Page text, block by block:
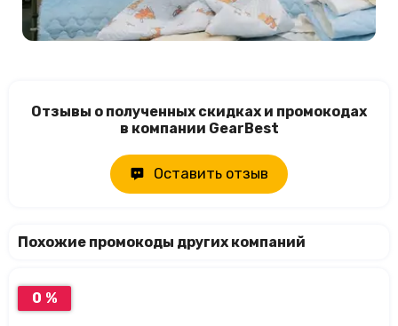
Отзывы о полученных скидках и промокодах
в компании GearBest
Оставить отзыв
Похожие промокоды других компаний
0 %